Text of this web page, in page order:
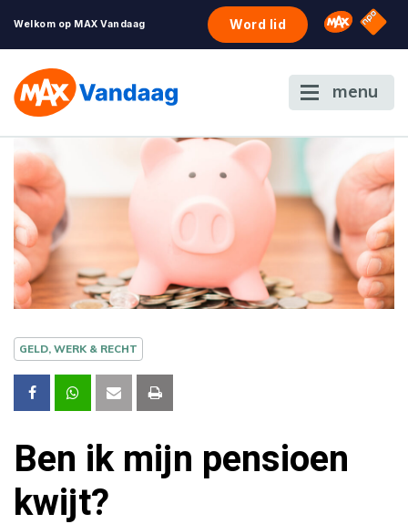
Welkom op MAX Vandaag Word lid Omroep
NPO
menu
GELD, WERK & RECHT
Ben ik mijn pensioen
kwijt?